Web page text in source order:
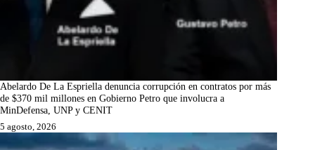
Abelardo De La Espriella denuncia corrupción en contratos por más
de $370 mil millones en Gobierno Petro que involucra a
MinDefensa, UNP y CENIT
5 agosto, 2026